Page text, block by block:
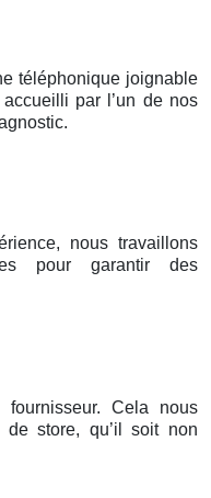
téléphonique joignable
par l’un de nos
nous travaillons
pour garantir des
Cela nous
de store, qu’il soit non